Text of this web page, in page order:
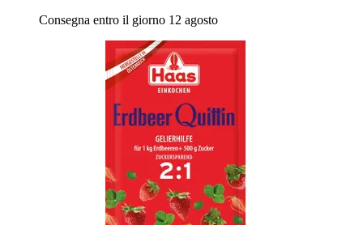
Consegna entro il giorno 12 agosto